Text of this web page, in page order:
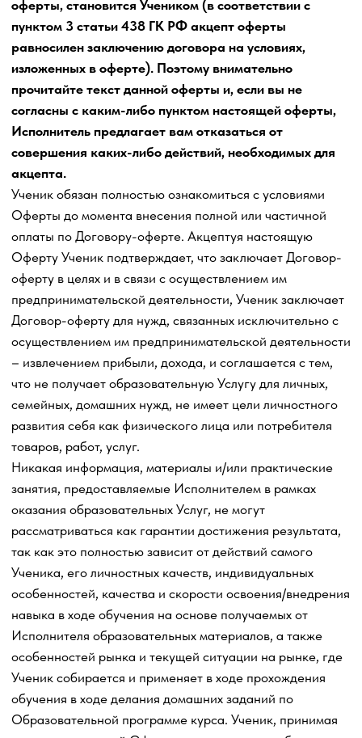
оферту в целях и в связи с осуществлением им
предпринимательской деятельности, Ученик заключает
осуществлением им предпринимательской деятельности
– извлечением прибыли, дохода, и соглашается с тем,
что не получает образовательную Услугу для личных,
семейных, домашних нужд, не имеет цели личностного
развития себя как физического лица или потребителя
товаров, работ, услуг.
Никакая информация, материалы и/или практические
занятия, предоставляемые Исполнителем в рамках
оказания образовательных Услуг, не могут
рассматриваться как гарантии достижения результата,
Ученика, его личностных качеств, индивидуальных
особенностей, качества и скорости освоения/внедрения
навыка в ходе обучения на основе получаемых от
Исполнителя образовательных материалов, а также
особенностей рынка и текущей ситуации на рынке, где
Ученик собирается и применяет в ходе прохождения
обучения в ходе делания домашних заданий по
Образовательной программе курса. Ученик, принимая
условия настоящей Оферты, принимает на себя все
риски, связанные с использованием информации и
обучающих материалов, содержащейся в
Образовательной программе и полученной Учеником в
ходе оказания образовательныхУслуг.
Принятие решений на основе всей предоставленной
Исполнителем обучающей информации находится в
исключительной компетенции Ученика, который
принимает на себя полную ответственность и риски,
связанные с использованием обучающей информации и
обучающих материалов, предоставленных
Исполнителем в рамках исполнения своих обязательств
по настоящей Оферте по Образовательной программе.
1. Термины и определения
В настоящем Договоре-оферте, если из его текста
прямо не следует иное, следующие термины будут
иметь указанное значение:
1.1.Акцептом настоящего Договора-оферты является
полное и безоговорочное принятие оферты путем
осуществления Учеником действий по внесению
предварительной оплаты за оказание образовательных
Услуг.
Акцептом признается совершение Учеником одного из
перечисленных действий:
- оплата Учеником выбранного Тарифа и Пакета услуг,